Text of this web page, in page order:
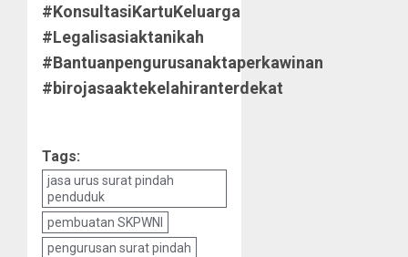
#KonsultasiKartuKeluarga
#Legalisasiaktanikah
#Bantuanpengurusanaktaperkawinan
#birojasaaktekelahiranterdekat
Tags:
jasa urus surat pindah
penduduk
pembuatan SKPWNI
pengurusan surat pindah